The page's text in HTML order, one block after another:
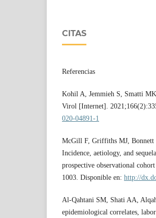
CITAS
Referencias
Kohil A, Jemmieh S, Smatti
Virol [Internet].
020-04891-1
McGill F, Griffiths MJ, Bonnett
Incidence, aetiology, and
prospective observational
1003. Disponible en: http://
Al-Qahtani SM, Shati AA,
epidemiological correlates,